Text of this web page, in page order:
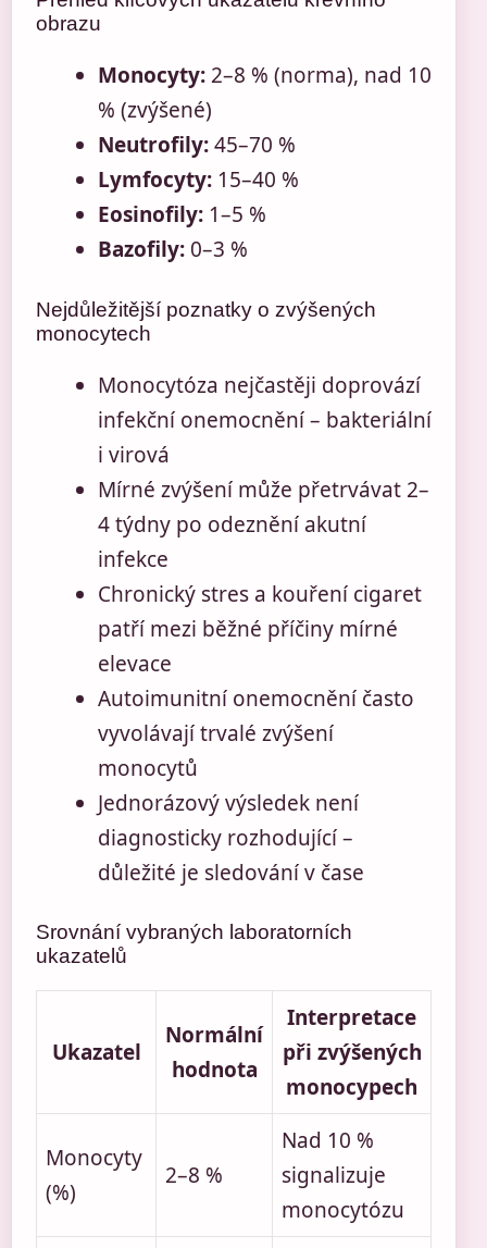
obrazu
Monocyty: 2–8 % (norma), nad 10
% (zvýšené)
Neutrofily:45–70 %
Lymfocyty: 15–40 %
Eosinofily: 1–5 %
Bazofily: 0–3 %
Nejdůležitější poznatky o zvýšených
monocytech
Monocytóza nejčastěji doprovází
infekční onemocnění – bakteriální
i virová
Mírné zvýšení může přetrvávat 2–
4 týdny po odeznění akutní
infekce
Chronický stres a kouření cigaret
patří mezi běžné příčiny mírné
elevace
Autoimunitní onemocnění často
vyvolávají trvalé zvýšení
monocytů
Jednorázový výsledek není
diagnosticky rozhodující –
důležité je sledování v čase
Srovnání vybraných laboratorních
ukazatelů
Ukazatel
Normální
hodnota
Interpretace
při zvýšených
monocypech
Monocyty
(%)
2–8 %
Nad 10 %
signalizuje
monocytózu